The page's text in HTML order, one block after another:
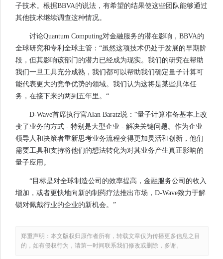
子技术。根据BBVA的说法，有希望的结果使这些团队能够通过
其他技术继续调查这种情况。
讨论Quantum Computing对金融服务的潜在影响，BBVA的
全球研究和专利全球主管：“虽然这项技术仍处于发展的早期阶
段，但其影响该部门的潜力已经成为现实。我们的研究在帮助
我们一旦工具充分成熟，我们都可以帮助我们确定量子计算可
能代表更大的竞争优势的领域。我们认为这将是某些具体任
务，在接下来的两到五年里。“
D-Wave首席执行官Alan Baratz说：“量子计算准备基本上改
变了业务的方式 - 特别是大型企业 - 解决关键问题。作为企业
领导人和决策者重新思考业务流程变得更加灵活和创新，他们
需要工具和支持将他们的想法转化为对其业务产生真正影响的
量子应用。
“目标是对全球制造公司的效率提高，金融服务公司的收入
增加，或者更快地向新的制药疗法推出市场，D-Wave致力于解
锁对佩戴行业的企业的新机会。”
郑重声明：本文版权归原作者所有，转载文章仅为传播更多信息之目
的，如有侵权行为，请第一时间联系我们修改或删除，多谢。